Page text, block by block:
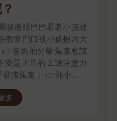
牆邊眼巴巴看著小孩被
教室門口被小孩抱著大
👉爸媽的分離焦慮應該
安是正常的 2.讓注意力
洩焦慮； 👉那小朋友
全感 2.與孩子分開時請
多